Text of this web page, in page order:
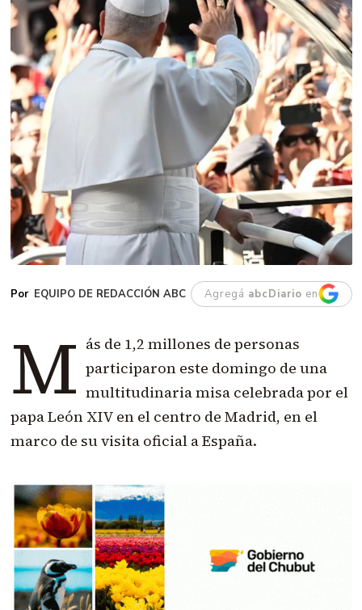
EQUIPO DE REDACCIÓN ABC Agregá abcDiario en
M ás de 1,2 millones de personas
participaron este domingo de una
multitudinaria misa celebrada por el
papa León XIV en el centro de Madrid, en el
marco de su visita oficial a España.